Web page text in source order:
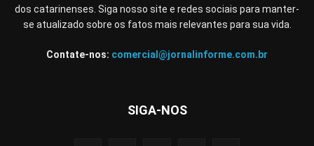
dos catarinenses. Siga nosso site e redes sociais para manter-
se atualizado sobre os fatos mais relevantes para sua vida.
Contate-nos: comercial@jornalinforme.com.br
SIGA-NOS